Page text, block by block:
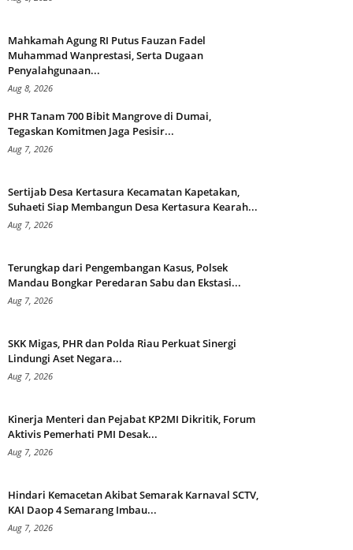
Mahkamah Agung RI Putus Fauzan Fadel
Muhammad Wanprestasi, Serta Dugaan
Penyalahgunaan...
Aug 8, 2026
PHR Tanam 700 Bibit Mangrove di Dumai,
Tegaskan Komitmen Jaga Pesisir...
Aug 7, 2026
Sertijab Desa Kertasura Kecamatan Kapetakan,
Suhaeti Siap Membangun Desa Kertasura Kearah...
Aug 7, 2026
Terungkap dari Pengembangan Kasus, Polsek
Mandau Bongkar Peredaran Sabu dan Ekstasi...
Aug 7, 2026
SKK Migas, PHR dan Polda Riau Perkuat Sinergi
Lindungi Aset Negara...
Aug 7, 2026
Kinerja Menteri dan Pejabat KP2MI Dikritik, Forum
Aktivis Pemerhati PMI Desak...
Aug 7, 2026
Hindari Kemacetan Akibat Semarak Karnaval SCTV,
KAI Daop 4 Semarang Imbau...
Aug 7, 2026